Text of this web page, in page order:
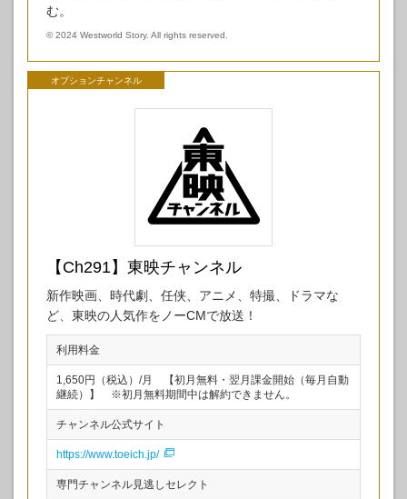
む。
©2024 Westworld Story. All rights reserved.
【Ch291】東映チャンネル
オプションチャンネル
新作映画、時代劇、任侠、アニメ、特撮、ドラマな
ど、東映の人気作をノーCMで放送！
利用料金
1,650円（税込）/月 【初月無料・翌月課金開始（毎月自動
継続）】 ※初月無料期間中は解約できません。
チャンネル公式サイト
https://www.toeich.jp/
専門チャンネル見逃しセレクト